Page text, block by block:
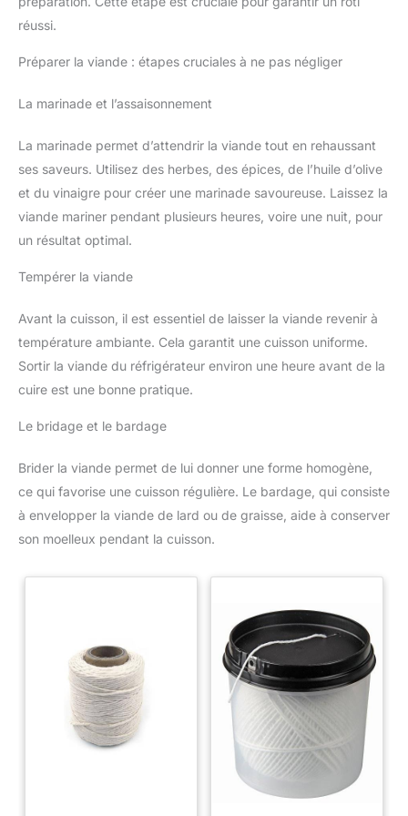
réussi.
Préparer la viande : étapes cruciales à ne pas négliger
La marinade et l’assaisonnement
La marinade permet d’attendrir la viande tout en rehaussant
ses saveurs. Utilisez des herbes, des épices, de l’huile d’olive
et du vinaigre pour créer une marinade savoureuse. Laissez la
viande mariner pendant plusieurs heures, voire une nuit, pour
un résultat optimal.
Tempérer la viande
Avant la cuisson, il est essentiel de laisser la viande revenir à
température ambiante. Cela garantit une cuisson uniforme.
Sortir la viande du réfrigérateur environ une heure avant de la
cuire est une bonne pratique.
Le bridage et le bardage
Brider la viande permet de lui donner une forme homogène,
ce qui favorise une cuisson régulière. Le bardage, qui consiste
à envelopper la viande de lard ou de graisse, aide à conserver
son moelleux pendant la cuisson.